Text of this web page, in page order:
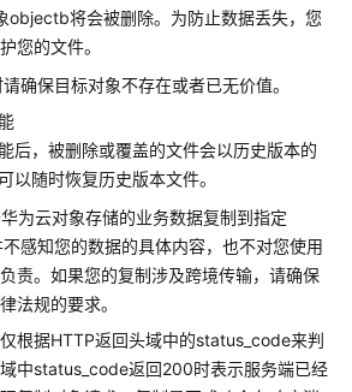
objectb将会被删除。为防止数据丢失，您
您的文件。
确保目标对象不存在或者已无价值。
后，被删除或覆盖的文件会以历史版本的
以随时恢复历史版本文件。
为云对象存储的业务数据复制到指定
感知您的数据的具体内容，也不对您使用
责。如果您的复制涉及跨境传输，请确保
法规的要求。
根据HTTP返回头域中的status_code来判
中status_code返回200时表示服务端已经